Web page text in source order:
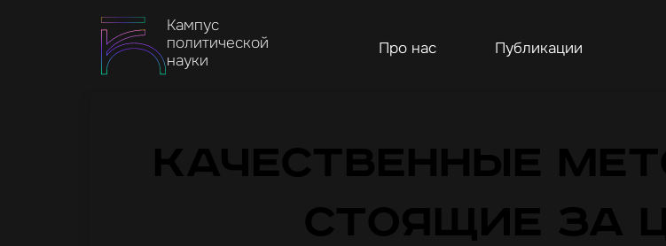
Кампус
политической
науки
Про нас Публикации